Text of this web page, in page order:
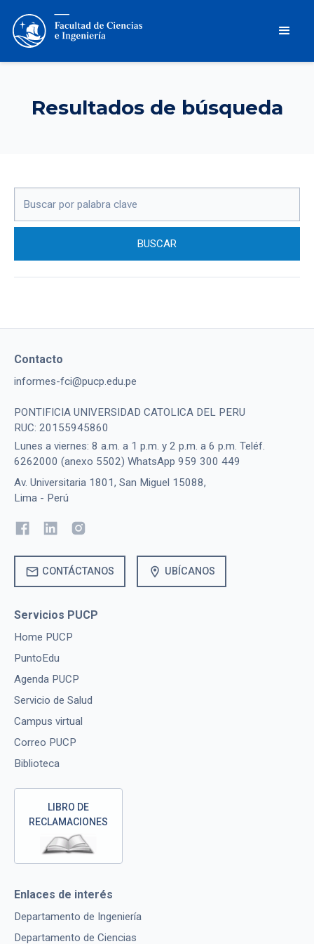
Resultados de búsqueda
Contacto
informes-fci@pucp.edu.pe
PONTIFICIA UNIVERSIDAD CATOLICA DEL PERU
RUC: 20155945860
Lunes a viernes: 8 a.m. a 1 p.m. y 2 p.m. a 6 p.m. Teléf.
6262000 (anexo 5502) WhatsApp 959 300 449
Av. Universitaria 1801, San Miguel 15088,
Lima - Perú
mail CONTÁCTANOS location_on UBÍCANOS
Servicios PUCP
Home PUCP
PuntoEdu
Agenda PUCP
Servicio de Salud
Campus virtual
Correo PUCP
Biblioteca
LIBRO DE
RECLAMACIONES
Enlaces de interés
Departamento de Ingeniería
Departamento de Ciencias